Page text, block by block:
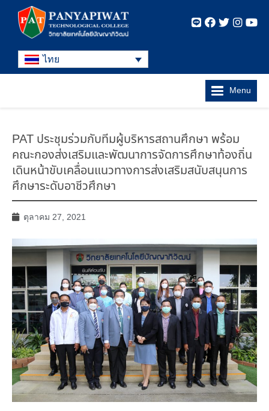
ไทย
Menu
PAT ประชุมร่วมกับทีมผู้บริหารสถานศึกษา พร้อม
คณะกองส่งเสริมและพัฒนาการจัดการศึกษาท้องถิ่น
เดินหน้าขับเคลื่อนแนวทางการส่งเสริมสนับสนุนการ
ศึกษาระดับอาชีวศึกษา
ตุลาคม 27, 2021